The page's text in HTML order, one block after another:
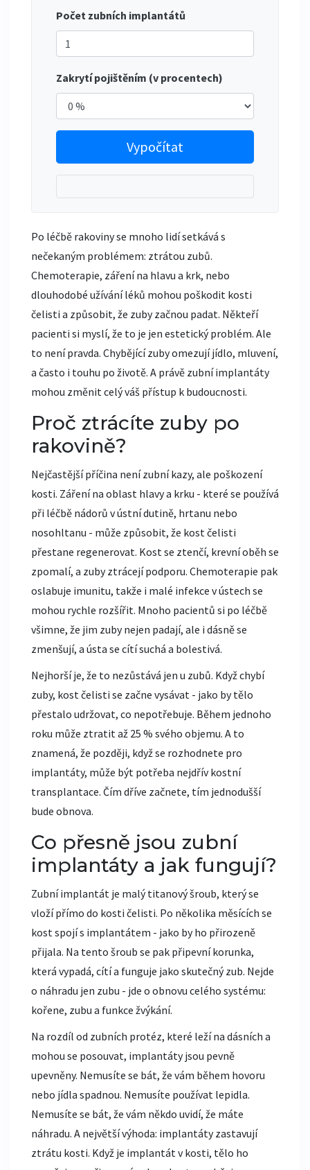
Počet zubních implantátů
Zakrytí pojištěním (v procentech)
Vypočítat
Po léčbě rakoviny se mnoho lidí setkává s
nečekaným problémem: ztrátou zubů.
Chemoterapie, záření na hlavu a krk, nebo
dlouhodobé užívání léků mohou poškodit kosti
čelisti a způsobit, že zuby začnou padat. Někteří
pacienti si myslí, že to je jen estetický problém. Ale
to není pravda. Chybějící zuby omezují jídlo, mluvení,
a často i touhu po životě. A právě zubní implantáty
mohou změnit celý váš přístup k budoucnosti.
Proč ztrácíte zuby po
rakovině?
Nejčastější příčina není zubní kazy, ale poškození
kosti. Záření na oblast hlavy a krku - které se používá
při léčbě nádorů v ústní dutině, hrtanu nebo
nosohltanu - může způsobit, že kost čelisti
přestane regenerovat. Kost se ztenčí, krevní oběh se
zpomalí, a zuby ztrácejí podporu. Chemoterapie pak
oslabuje imunitu, takže i malé infekce v ústech se
mohou rychle rozšířit. Mnoho pacientů si po léčbě
všimne, že jim zuby nejen padají, ale i dásně se
zmenšují, a ústa se cítí suchá a bolestivá.
Nejhorší je, že to nezůstává jen u zubů. Když chybí
zuby, kost čelisti se začne vysávat - jako by tělo
přestalo udržovat, co nepotřebuje. Během jednoho
roku může ztratit až 25 % svého objemu. A to
znamená, že později, když se rozhodnete pro
implantáty, může být potřeba nejdřív kostní
transplantace. Čím dříve začnete, tím jednodušší
bude obnova.
Co přesně jsou zubní
implantáty a jak fungují?
Zubní implantát je malý titanový šroub, který se
vloží přímo do kosti čelisti. Po několika měsících se
kost spojí s implantátem - jako by ho přirozeně
přijala. Na tento šroub se pak připevní korunka,
která vypadá, cítí a funguje jako skutečný zub. Nejde
o náhradu jen zubu - jde o obnovu celého systému:
kořene, zubu a funkce žvýkání.
Na rozdíl od zubních protéz, které leží na dásních a
mohou se posouvat, implantáty jsou pevně
upevněny. Nemusíte se bát, že vám během hovoru
nebo jídla spadnou. Nemusíte používat lepidla.
Nemusíte se bát, že vám někdo uvidí, že máte
náhradu. A největší výhoda: implantáty zastavují
ztrátu kosti. Když je implantát v kosti, tělo ho